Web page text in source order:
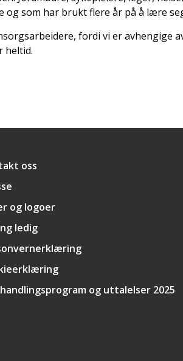
og som har brukt flere år på å lære
fordi vi er avhengige
heltid.
oss
og logoer
ledig
handlingsprogram og uttalelser 2025